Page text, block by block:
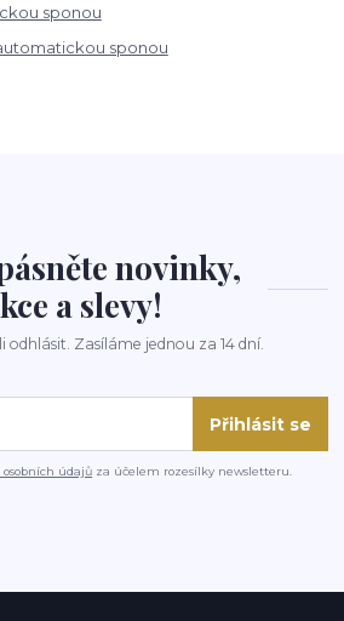
sponou
sponou
novinky,
a slevy!
odhlásit. Zasíláme jednou za 14 dní.
Přihlásit se
údajů za účelem rozesílky newsletteru.